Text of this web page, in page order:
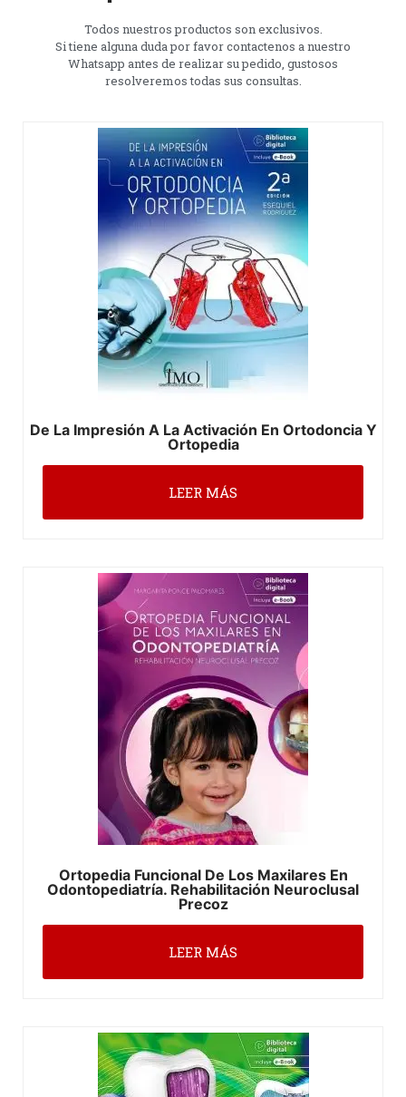
Todos nuestros productos son exclusivos.
Si tiene alguna duda por favor contactenos a nuestro
Whatsapp antes de realizar su pedido, gustosos
resolveremos todas sus consultas.
De La Impresión A La Activación En Ortodoncia Y
Ortopedia
LEER MÁS
Ortopedia Funcional De Los Maxilares En
Odontopediatría. Rehabilitación Neuroclusal
Precoz
LEER MÁS